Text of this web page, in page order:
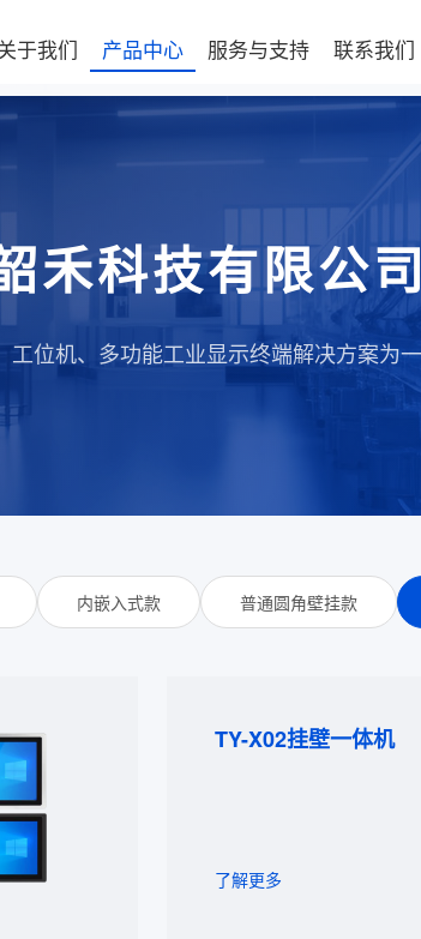
于我们 产品中心 服务与支持 联系我们
禾科技有限公
工位机、多功能工业显示终端解决方案为
内嵌入式款 普通圆角壁挂款
TY-X02挂壁一体机
了解更多